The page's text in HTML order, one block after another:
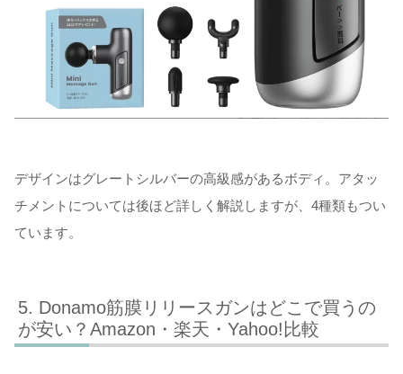
デザインはグレートシルバーの高級感があるボディ。アタッ
チメントについては後ほど詳しく解説しますが、4種類もつい
ています。
Donamo筋膜リリースガンはどこで買うの
が安い？Amazon・楽天・Yahoo!比較